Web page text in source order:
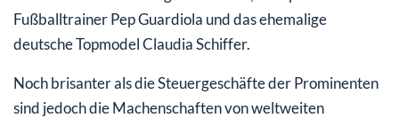
Fußballtrainer Pep Guardiola und das ehemalige
deutsche Topmodel Claudia Schiffer.
Noch brisanter als die Steuergeschäfte der Prominenten
sind jedoch die Machenschaften von weltweiten